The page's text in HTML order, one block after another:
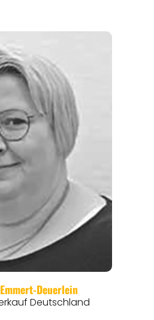
ORTE
EVENTS
REISEFÜHRER